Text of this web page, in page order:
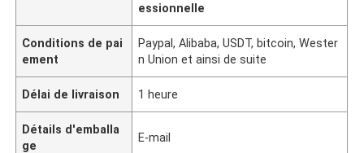
essionnelle
Conditions de pai
ement
Paypal, Alibaba, USDT, bitcoin, Wester
n Union et ainsi de suite
Délai de livraison 1 heure
Détails d'emballa
ge
E-mail